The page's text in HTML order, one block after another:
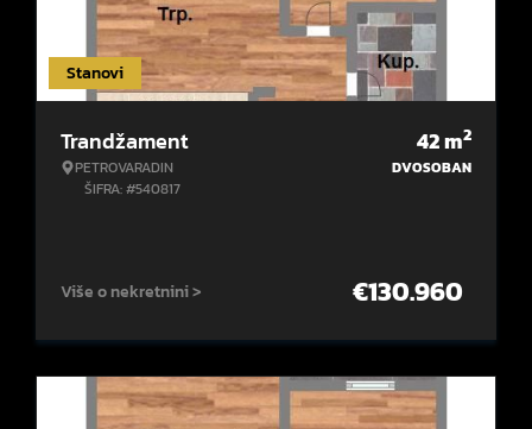
Stanovi
Trandžament
PETROVARADIN
ŠIFRA: #540817
42m2
DVOSOBAN
Više o nekretnini > €130.960